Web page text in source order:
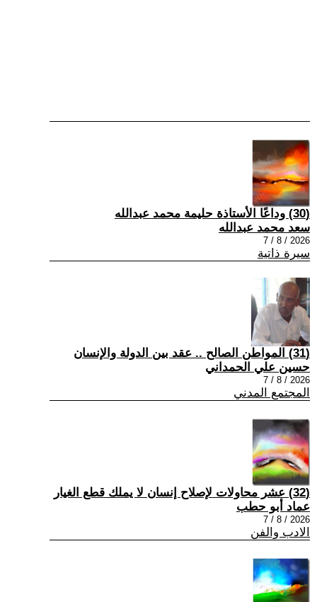
(30) وداعًا الأستاذة حليمة محمد عبدالله
سعد محمد عبدالله
2026 / 8 / 7
سيرة ذاتية
(31) المواطن الصالح .. عقد بين الدولة والإنسان
حسين علي الحمداني
2026 / 8 / 7
المجتمع المدني
(32) عشر محاولات لإصلاح إنسان لا يملك قطع الغيار
عماد أبو حطب
2026 / 8 / 7
الادب والفن